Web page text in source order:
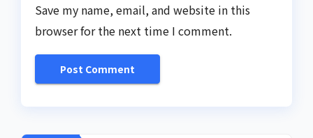
Save my name, email, and website in this
browser for the next time I comment.